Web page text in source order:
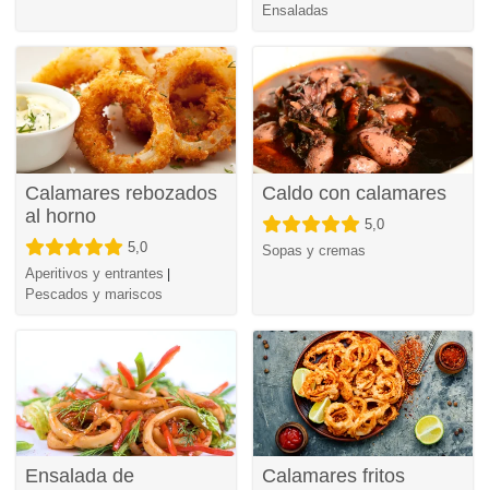
Ensaladas
Calamares rebozados
al horno
5,0
Aperitivos y entrantes |
Pescados y mariscos
Caldo con calamares
5,0
Sopas y cremas
Ensalada de
Calamares fritos